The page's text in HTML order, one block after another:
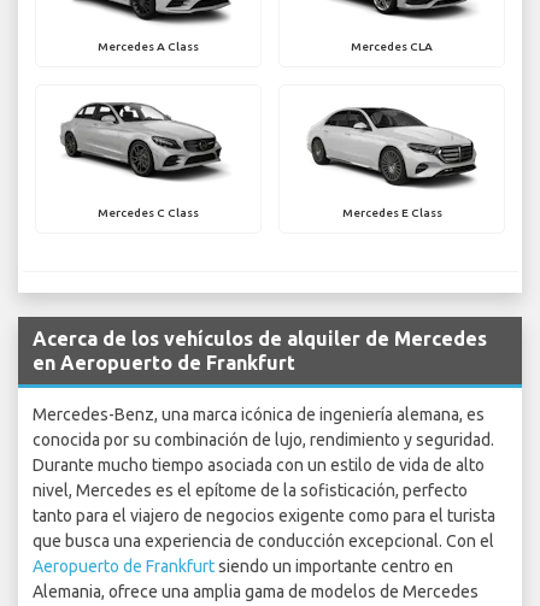
Mercedes A Class Mercedes CLA
Mercedes C Class Mercedes E Class
Acerca de los vehículos de alquiler de Mercedes
en Aeropuerto de Frankfurt
Mercedes-Benz, una marca icónica de ingeniería alemana, es
conocida por su combinación de lujo, rendimiento y seguridad.
Durante mucho tiempo asociada con un estilo de vida de alto
nivel, Mercedes es el epítome de la sofisticación, perfecto
tanto para el viajero de negocios exigente como para el turista
que busca una experiencia de conducción excepcional. Con el
Aeropuerto de Frankfurtsiendo un importante centro en
Alemania, ofrece una amplia gama de modelos de Mercedes